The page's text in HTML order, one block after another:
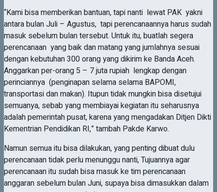
“Kami bisa memberikan bantuan, tapi nanti lewat PAK yakni
antara bulan Juli – Agustus, tapi perencanaannya harus sudah
masuk sebelum bulan tersebut. Untuk itu, buatlah segera
perencanaan yang baik dan matang yang jumlahnya sesuai
dengan kebutuhan 300 orang yang dikirim ke Banda Aceh.
Anggarkan per-orang 5 – 7 juta rupiah lengkap dengan
perinciannya (penginapan selama selama BAPOMI,
transportasi dan makan). Itupun tidak mungkin bisa disetujui
semuanya, sebab yang membiayai kegiatan itu seharusnya
adalah pemerintah pusat, karena yang mengadakan Ditjen Dikti
Kementrian Pendidikan RI,” tambah Pakde Karwo.
Namun semua itu bisa dilakukan, yang penting dibuat dulu
perencanaan tidak perlu menunggu nanti, Tujuannya agar
perencanaan itu sudah bisa masuk ke tim perencanaan
anggaran sebelum bulan Juni, supaya bisa dimasukkan dalam